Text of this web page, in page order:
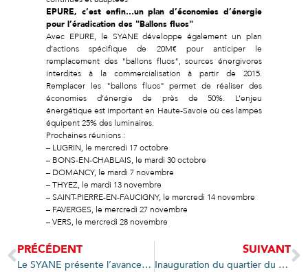
EPURE, c’est enfin…un plan d’économies d’énergie
pour l’éradication des "Ballons fluos"
Avec EPURE, le SYANE développe également un plan
d’actions spécifique de 20M€ pour anticiper le
remplacement des "ballons fluos", sources énergivores
interdites à la commercialisation à partir de 2015.
Remplacer les "ballons fluos" permet de réaliser des
économies d’énergie de près de 50%. L’enjeu
énergétique est important en Haute-Savoie où ces lampes
équipent 25% des luminaires.
Prochaines réunions :
– LUGRIN, le mercredi 17 octobre
– BONS-EN-CHABLAIS, le mardi 30 octobre
– DOMANCY, le mardi 7 novembre
– THYEZ, le mardi 13 novembre
– SAINT-PIERRE-EN-FAUCIGNY, le mercredi 14 novembre
– FAVERGES, le mercredi 27 novembre
– VERS, le mercredi 28 novembre
PRÉCÉDENT
Le SYANE présente l’avancement du réseau d’initiative publique très haut débit de la Haute-Savoie au SIAC
SUIVANT
Inauguration du quartier du Maisse à Douvaine